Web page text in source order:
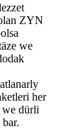
ZYN
we
her
we dürli